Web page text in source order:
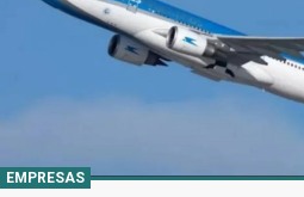
EMPRESAS